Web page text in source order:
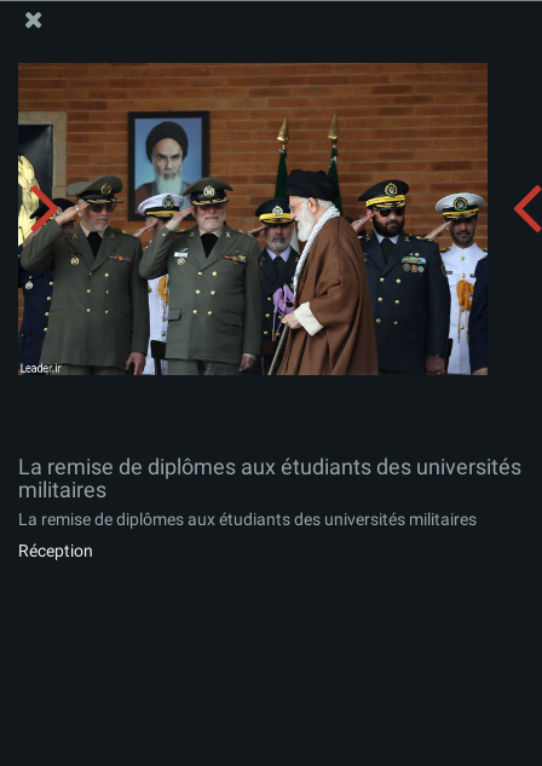
La remise de diplômes aux étudiants des universités
militaires
Télécharger l'album:
La remise de diplômes aux étudiants des universités
militaires
La remise de diplômes aux étudiants des universités militaires
Réception